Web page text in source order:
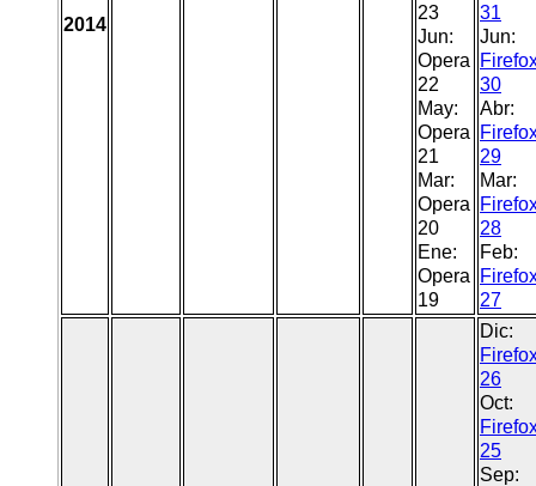
2014
23
Jun:
Opera
22
May:
Opera
21
Mar:
Opera
20
Ene:
Opera
19
31
Jun:
30
Abr:
29
Mar:
28
Feb:
27
Dic:
26
Oct:
25
Sep: